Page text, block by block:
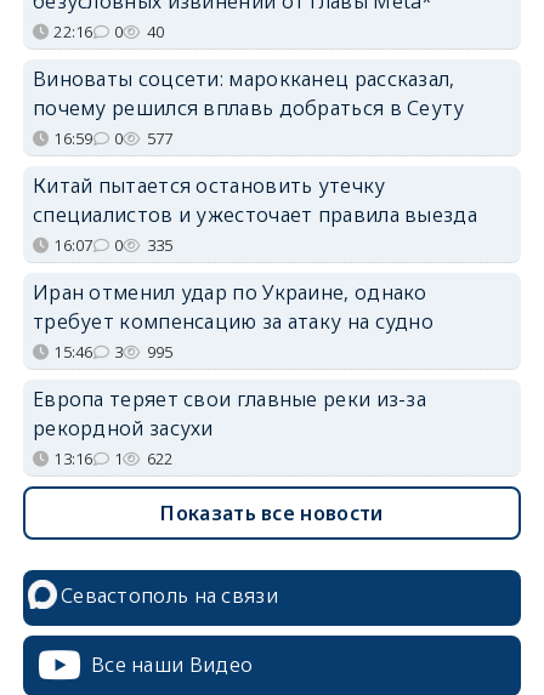
22:16 0 40
Виноваты соцсети: марокканец рассказал,
почему решился вплавь добраться в Сеуту
16:59 0 577
Китай пытается остановить утечку
специалистов и ужесточает правила выезда
16:07 0 335
Иран отменил удар по Украине, однако
требует компенсацию за атаку на судно
15:46 3 995
Европа теряет свои главные реки из-за
рекордной засухи
13:16 1 622
Показать все новости
Севастополь на связи
Все наши Видео